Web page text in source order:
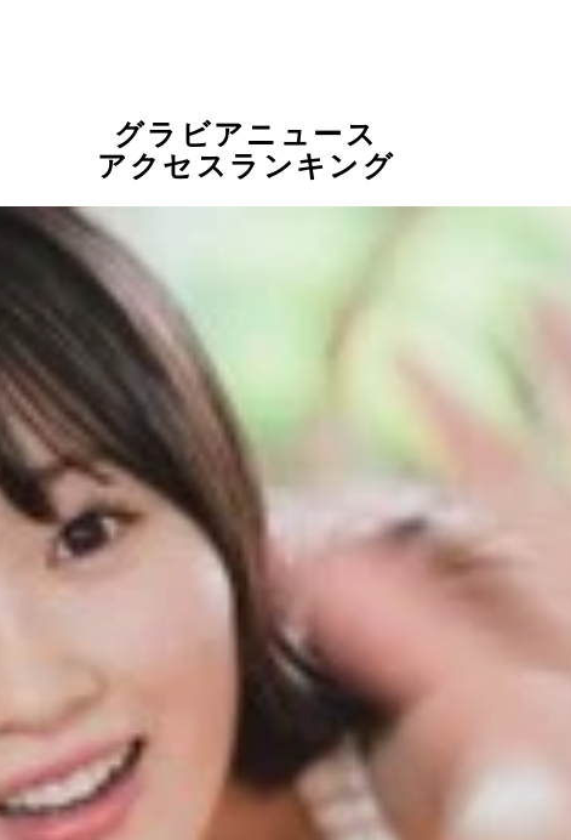
グラビアニュース
アクセスランキング